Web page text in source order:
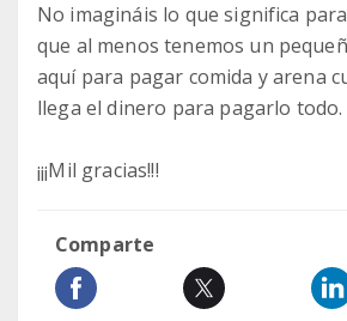
No imagináis lo que significa
que al menos tenemos un
aquí para pagar comida y arena
llega el dinero para pagarlo todo.
¡¡¡Mil gracias!!!
Comparte